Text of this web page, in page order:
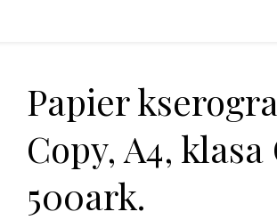
Papier
Copy, A4,
500ark.